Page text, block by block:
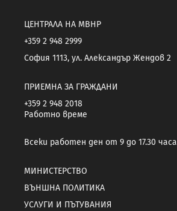
ЦЕНТРАЛА НА МВНР
+359 2 948 2999
София 1113, ул. Александър Жендов 2
ПРИЕМНА ЗА ГРАЖДАНИ
+359 2 948 2018
Работно време
Всеки работен ден от 9 до 17.30 часа
МИНИСТЕРСТВО
ВЪНШНА ПОЛИТИКА
УСЛУГИ И ПЪТУВАНИЯ